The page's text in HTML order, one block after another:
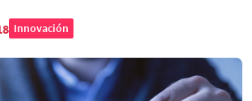
Innovación